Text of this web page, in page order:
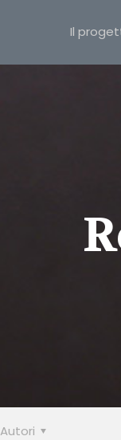
Il
Autori